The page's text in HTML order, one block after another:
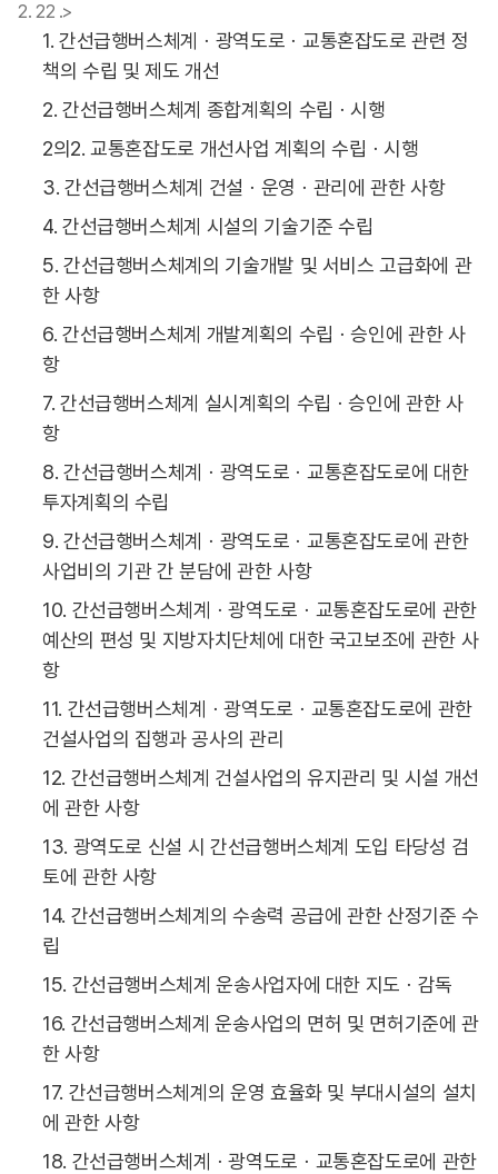
2. 22 .>
1. 간선급행버스체계ㆍ광역도로ㆍ교통혼잡도로 관련 정
책의 수립 및 제도 개선
2. 간선급행버스체계 종합계획의 수립ㆍ시행
2의2. 교통혼잡도로 개선사업 계획의 수립ㆍ시행
3. 간선급행버스체계 건설ㆍ운영ㆍ관리에 관한 사항
4. 간선급행버스체계 시설의 기술기준 수립
5. 간선급행버스체계의 기술개발 및 서비스 고급화에 관
한 사항
6. 간선급행버스체계 개발계획의 수립ㆍ승인에 관한 사
항
7. 간선급행버스체계 실시계획의 수립ㆍ승인에 관한 사
항
8. 간선급행버스체계ㆍ광역도로ㆍ교통혼잡도로에 대한
투자계획의 수립
9. 간선급행버스체계ㆍ광역도로ㆍ교통혼잡도로에 관한
사업비의 기관 간 분담에 관한 사항
10. 간선급행버스체계ㆍ광역도로ㆍ교통혼잡도로에 관한
예산의 편성 및 지방자치단체에 대한 국고보조에 관한 사
항
11. 간선급행버스체계ㆍ광역도로ㆍ교통혼잡도로에 관한
건설사업의 집행과 공사의 관리
12. 간선급행버스체계 건설사업의 유지관리 및 시설 개선
에 관한 사항
13. 광역도로 신설 시 간선급행버스체계 도입 타당성 검
토에 관한 사항
14. 간선급행버스체계의 수송력 공급에 관한 산정기준 수
립
15. 간선급행버스체계 운송사업자에 대한 지도ㆍ감독
16. 간선급행버스체계 운송사업의 면허 및 면허기준에 관
한 사항
17. 간선급행버스체계의 운영 효율화 및 부대시설의 설치
에 관한 사항
18. 간선급행버스체계ㆍ광역도로ㆍ교통혼잡도로에 관한